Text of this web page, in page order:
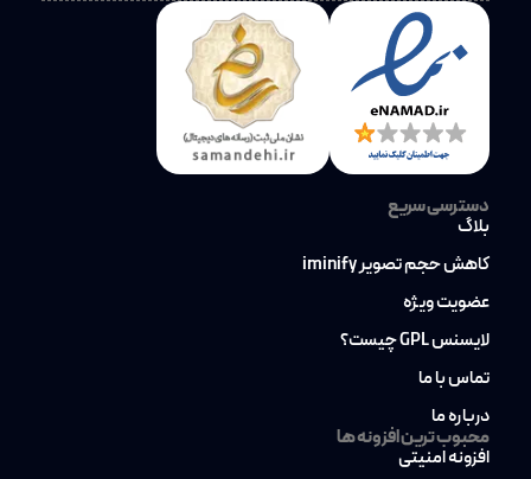
دسترسی سریع
بلاگ
کاهش حجم تصویر iminify
عضویت ویژه
لایسنس GPL چیست؟
تماس با ما
درباره ما
محبوب ترین افزونه ها
افزونه امنیتی